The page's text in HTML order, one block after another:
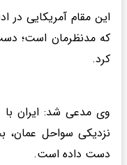
این مقام آمریکایی در
که مدنظرمان است؛
کرد.
وی مدعی شد: ایران با
نزدیکی سواحل عمان،
دست داده است.